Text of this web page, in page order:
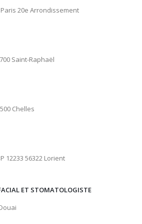
Paris 20e Arrondissement
Saint-Raphaël
Chelles
12233 56322 Lorient
ET STOMATOLOGISTE